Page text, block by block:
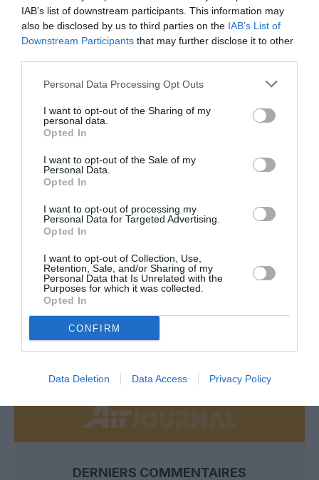
IAB’s list of downstream participants. This information may
also be disclosed by us to third parties on the IAB’s List of
Downstream Participants that may further disclose it to other
Personal Data Processing Opt Outs
I want to opt-out of the Sharing of my
personal data.
Opted In
I want to opt-out of the Sale of my
Personal Data.
Opted In
I want to opt-out of processing my
Personal Data for Targeted Advertising.
Opted In
I want to opt-out of Collection, Use,
Retention, Sale, and/or Sharing of my
Personal Data that Is Unrelated with the
Purposes for which it was collected.
Opted In
CONFIRM
Data Deletion Data Access Privacy Policy
quant à la densité , elle correspond au prix du billet
…c’est un choix.
La Compagnie (l’autre filiale du groupe) devrait
LAISSER UN COMMENTAIRE
FAIRE UN DON
Appel aux lecteurs !
Soutenez Air Journal participez
à son
NOUS SOUTENIR
DERNIERS COMMENTAIRES